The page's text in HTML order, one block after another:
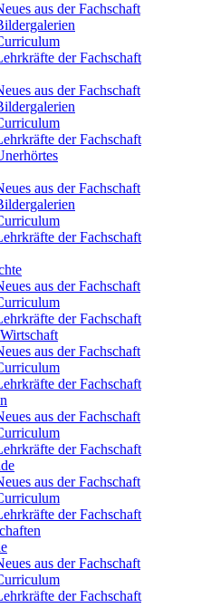
aus der Fachschaft
der Fachschaft
aus der Fachschaft
der Fachschaft
aus der Fachschaft
der Fachschaft
aus der Fachschaft
der Fachschaft
aus der Fachschaft
der Fachschaft
aus der Fachschaft
der Fachschaft
aus der Fachschaft
der Fachschaft
aus der Fachschaft
der Fachschaft